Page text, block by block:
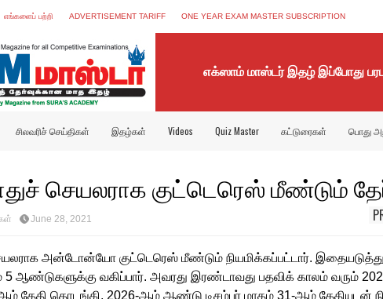
எங்களைப் பற்றி ADVERTISEMENT TARIFF ONE YEAR EXAM MASTER SUBSCRIPTION
எக்ஸாம் மாஸ்டர் இதழ் இப்போது
சிலவரிச் செய்திகள் இதழ்கள் Videos Quiz Master கட்டுரைகள் பொது
செயலராக குட்டெரெஸ் மீண்டும்
June 28, 2021
அன்டோன்யோ குட்டெரெஸ் மீண்டும் நியமிக்கப்பட்டார்.
5 ஆண்டுகளுக்கு வகிப்பார். அவரது இரண்டாவது பதவிக் காலம் வரும்
தேதி தொடங்கி, 2026-ஆம் ஆண்டு டிசம்பர் மாதம் 31-ஆம் தேதியுடன்